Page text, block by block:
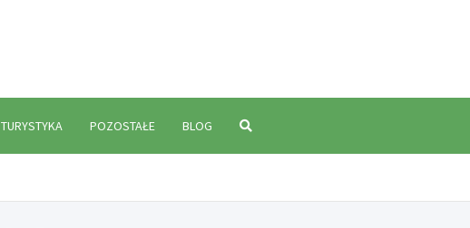
TURYSTYKA POZOSTAŁE BLOG